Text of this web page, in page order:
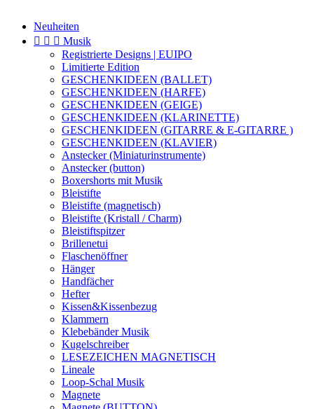
Neuheiten
   Musik
Registrierte Designs | EUIPO
Limitierte Edition
GESCHENKIDEEN (BALLET)
GESCHENKIDEEN (HARFE)
GESCHENKIDEEN (GEIGE)
GESCHENKIDEEN (KLARINETTE)
GESCHENKIDEEN (GITARRE & E-GITARRE )
GESCHENKIDEEN (KLAVIER)
Anstecker (Miniaturinstrumente)
Anstecker (button)
Boxershorts mit Musik
Bleistifte
Bleistifte (magnetisch)
Bleistifte (Kristall / Charm)
Bleistiftspitzer
Brillenetui
Flaschenöffner
Hänger
Handfächer
Hefter
Kissen&Kissenbezug
Klammern
Klebebänder Musik
Kugelschreiber
LESEZEICHEN MAGNETISCH
Lineale
Loop-Schal Musik
Magnete